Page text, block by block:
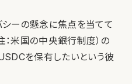
ーの懸念に焦点を当てて
：米国の中央銀行制度）の
を保有したいという彼